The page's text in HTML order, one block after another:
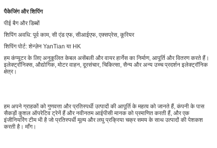
पैकेजिंग और शिपिंग
पीई बैग और डिब्बों
शिपिंग अवधि: पूर्व काम, सी एंड एफ, सीआईएफ, एक्सप्रेस, कूरियर
शिपिंग पोर्ट: शेन्ज़ेन YanTian या HK
हम कंप्यूटर के लिए अनुकूलित केबल असेंबली और वायर हार्नेस का निर्माण, आपूर्ति और वितरण करते हैं।
इलेक्ट्रॉनिक्स, औद्योगिक, मोटर वाहन, दूरसंचार, चिकित्सा, सैन्य और अन्य उच्च प्रदर्शन इलेक्ट्रॉनिक
क्षेत्र।
हम अपने ग्राहकों को गुणवत्ता और प्रतिस्पर्धी उत्पादों की आपूर्ति के महत्व को जानते हैं, कंपनी के पास
सैकड़ों कुशल ऑपरेटिव ट्रेनें हैं और नवीनतम आईपीसी मानक को प्रमाणित करती हैं, और एक
इंजीनियरिंग टीम भी है जो प्रतिस्पर्धी मूल्य और लघु प्रक्रिया चक्र समय के साथ उत्पादों की पेशकश
करती है। माँग।